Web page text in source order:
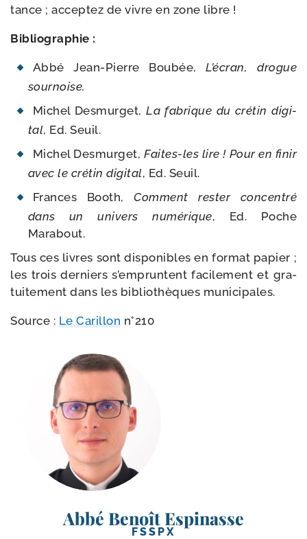
tance ; accep­tez de vivre en zone libre !
Bibliographie :
Abbé Jean-​Pierre Boubée,L’écran, drogue
sournoise.
Michel Desmurget,La fabrique du cré­tin digi­
tal, Ed. Seuil.
Michel Desmurget,Faites-​les lire ! Pour en finir
avec le cré­tin digi­tal, Ed. Seuil.
Frances Booth,Comment res­ter concen­tré
dans un uni­vers numé­rique, Ed. Poche
Marabout.
Tous ces livres sont dis­po­nibles en for­mat papier ;
les trois der­niers s’empruntent faci­le­ment et gra­
tui­te­ment dans les biblio­thèques municipales.
Source : Le Carillon n°210
Abbé Benoît Espinasse
FSSPX